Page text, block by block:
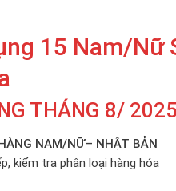
15 Nam/Nữ
THÁNG 8/ 2025
NAM/NỮ– NHẬT BẢN
kiểm tra phân loại hàng hóa